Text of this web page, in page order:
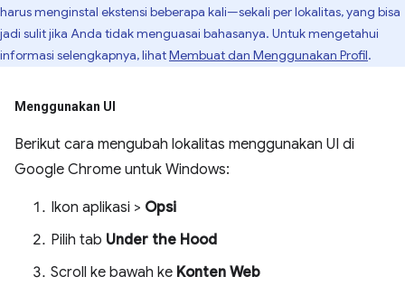
harus menginstal ekstensi beberapa kali—sekali per lokalitas, yang bisa
jadi sulit jika Anda tidak menguasai bahasanya. Untuk mengetahui
informasi selengkapnya, lihatMembuat dan Menggunakan Profil.
Menggunakan UI
Berikut cara mengubah lokalitas menggunakan UI di
Google Chrome untuk Windows:
Ikon aplikasi > Opsi
Pilih tab Under the Hood
Scroll ke bawah ke Konten Web